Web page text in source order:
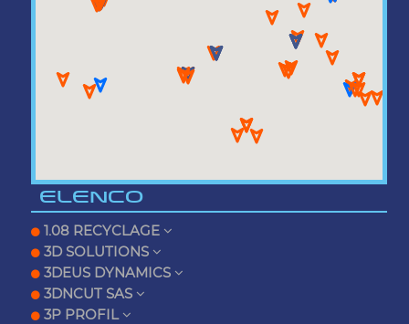
ELENCO
1.08 RECYCLAGE
3D SOLUTIONS
3DEUS DYNAMICS
3DNCUT SAS
3P PROFIL